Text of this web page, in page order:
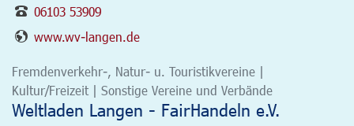
06103 53909
www.wv-langen.de
Fremdenverkehr-, Natur- u. Touristikvereine |
Kultur/Freizeit | Sonstige Vereine und Verbände
Weltladen Langen - FairHandeln e.V.